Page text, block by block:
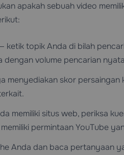
apakah sebuah video
ketik topik Anda di bilah
dengan volume pencarian
menyediakan skor persaingan
memiliki situs web, periksa
permintaan YouTube
Anda dan baca pertanyaan